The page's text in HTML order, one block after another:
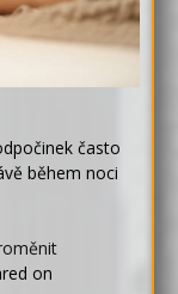
často
během noci
on